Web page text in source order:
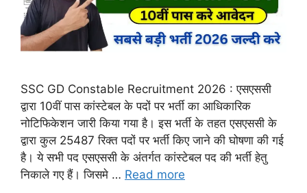
SSC GD Constable Recruitment 2026 : एसएससी
द्वारा 10वीं पास कांस्टेबल के पदों पर भर्ती का आधिकारिक
नोटिफिकेशन जारी किया गया है। इस भर्ती के तहत एसएससी के
द्वारा कुल 25487 रिक्त पदों पर भर्ती किए जाने की घोषणा की गई
है। ये सभी पद एसएससी के अंतर्गत कांस्टेबल पद की भर्ती हेतु
निकाले गए हैं। जिसमे … Read more